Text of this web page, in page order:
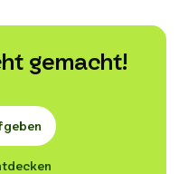
gemacht!